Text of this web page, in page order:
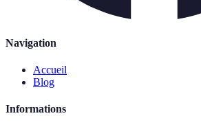
Navigation
Accueil
Blog
Informations